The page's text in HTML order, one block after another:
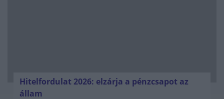
Hitelfordulat 2026: elzárja a pénzcsapot az
állam